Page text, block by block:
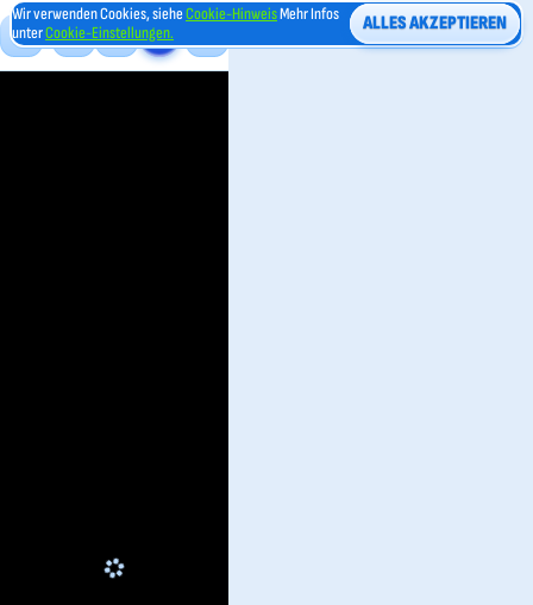
Wir verwenden Cookies, sieheCookie-HinweisMehr Infos
unterCookie-Einstellungen. ALLES AKZEPTIEREN